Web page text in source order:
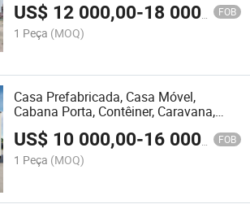
US$ 12 000,00-18 000,00 FOB
1 Peça (MOQ)
Casa Prefabricada, Casa Móvel,
Cabana Porta, Contêiner, Caravana,
Toldos, Caravana em Kit à Venda
US$ 10 000,00-16 000,00 FOB
1 Peça (MOQ)